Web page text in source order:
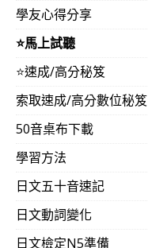
學友心得分享
⭐️馬上試聽
⭐️速成/高分秘笈
索取速成/高分數位秘笈
50音桌布下載
學習方法
日文五十音速記
日文動詞變化
日文檢定N5準備